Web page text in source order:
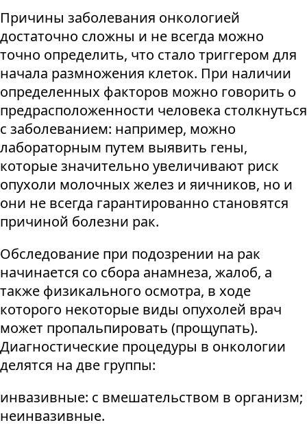
Причины заболевания онкологией
достаточно сложны и не всегда можно
точно определить, что стало триггером для
начала размножения клеток. При наличии
определенных факторов можно говорить о
предрасположенности человека столкнуться
с заболеванием: например, можно
лабораторным путем выявить гены,
которые значительно увеличивают риск
опухоли молочных желез и яичников, но и
они не всегда гарантированно становятся
причиной болезни рак.
Обследование при подозрении на рак
начинается со сбора анамнеза, жалоб, а
также физикального осмотра, в ходе
которого некоторые виды опухолей врач
может пропальпировать (прощупать).
Диагностические процедуры в онкологии
делятся на две группы:
инвазивные: с вмешательством в организм;
неинвазивные.